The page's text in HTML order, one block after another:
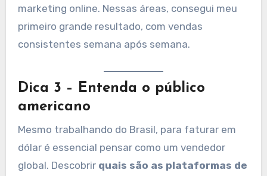
marketing online. Nessas áreas, consegui meu
primeiro grande resultado, com vendas
consistentes semana após semana.
Dica 3 – Entenda o público
americano
Mesmo trabalhando do Brasil, para faturar em
dólar é essencial pensar como um vendedor
global. Descobrir quais são as plataformas de